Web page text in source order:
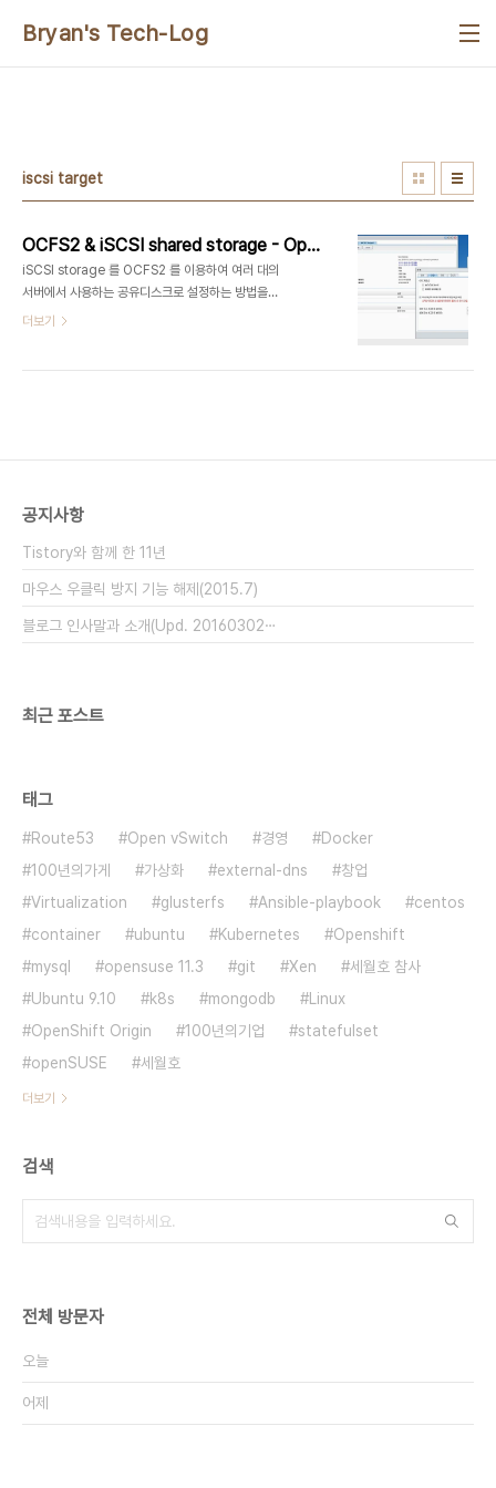
Bryan's Tech-Log
iscsi target
OCFS2 & iSCSI shared storage - Opensuse 12.1 & Open iSCSI
iSCSI storage 를 OCFS2 를 이용하여 여러 대의
서버에서 사용하는 공유디스크로 설정하는 방법을
아래에 정리한다. 본 내용의 방법을 응용하여 iSCSI
DRBD(Distributed Replicated Block
더보기
공지사항
Tistory와 함께 한 11년
마우스 우클릭 방지 기능 해제(2015.7)
블로그 인사말과 소개(Upd. 20160302⋯
최근 포스트
태그
Route53 Open vSwitch 경영
Docker
100년의가게
가상화 external-dns
창업
Virtualization
glusterfs Ansible-playbook
centos
container
ubuntu Kubernetes
Openshift
mysql
opensuse 11.3 git Xen
세월호 참사
Ubuntu 9.10
k8s mongodb
Linux
OpenShift Origin
100년의기업
statefulset
openSUSE
세월호
더보기
검색
전체 방문자
오늘
어제